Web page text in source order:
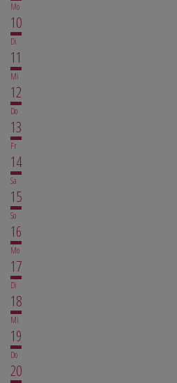
Mo
10
Di
11
Mi
12
Do
13
Fr
14
Sa
15
So
16
Mo
17
Di
18
Mi
19
Do
20